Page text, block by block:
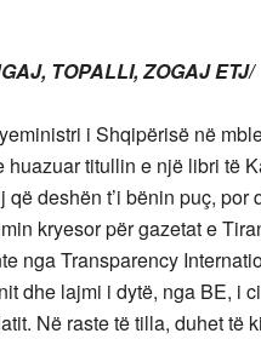
TOPALLI, ZOGAJ ETJ/
i Shqipërisë në
titullin e një libri të
deshën t’i bënin puç,
kryesor për gazetat e
nga Transparency
dhe lajmi i dytë, nga BE, i
Në raste të tilla, duhet të